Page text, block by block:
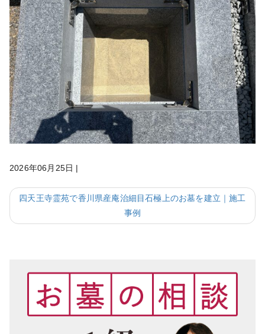
2026年06月25日 |
四天王寺霊苑で香川県産庵治細目石極上のお墓を建立｜施工
事例